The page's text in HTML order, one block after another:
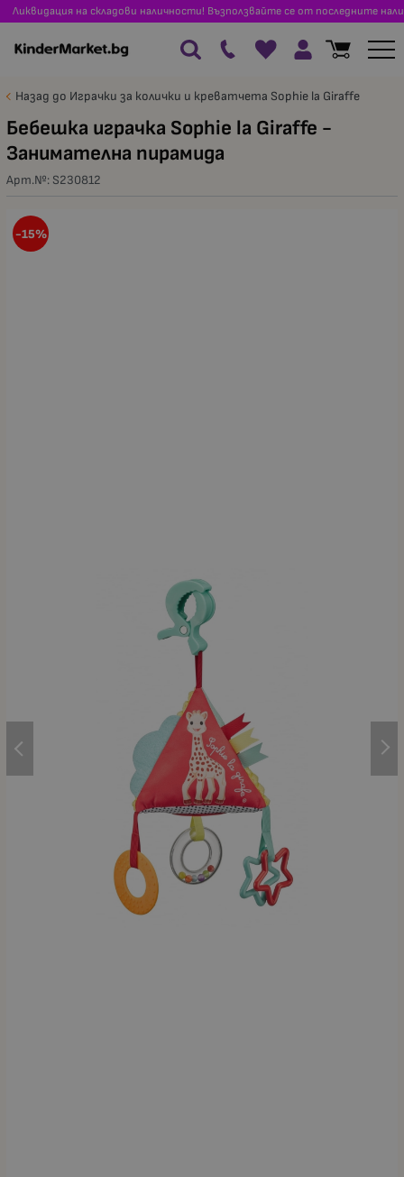
Ликвидация на складови наличности! Възползвайте се от последните
Назад до Играчки за колички и креватчета Sophie la Giraffe
Бебешка играчка Sophie la Giraffe -
Занимателна пирамида
Арт.№: S230812
-15%